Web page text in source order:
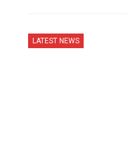
LATEST NEWS